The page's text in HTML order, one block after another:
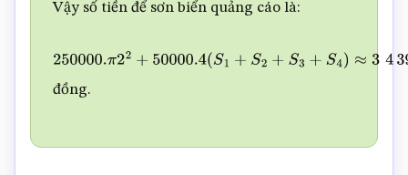
Vậy số tiền để sơn biển quảng cáo là:
250000.π22 50000.4(S1+S2 +S 3+ 4 ≈34 39 191
đồng.